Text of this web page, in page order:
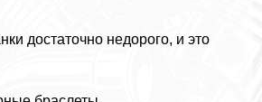
достаточно недорого, и это